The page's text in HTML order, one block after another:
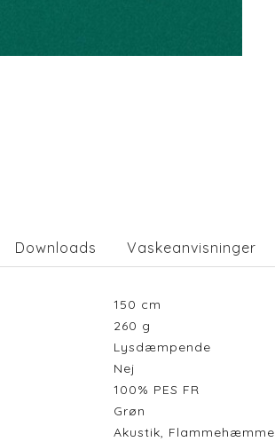
Downloads Vaskeanvisninger
150 cm
260 g
Lysdæmpende
Nej
100% PES FR
Grøn
Akustik,